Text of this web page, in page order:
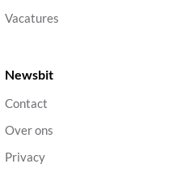
Vacatures
Newsbit
Contact
Over ons
Privacy